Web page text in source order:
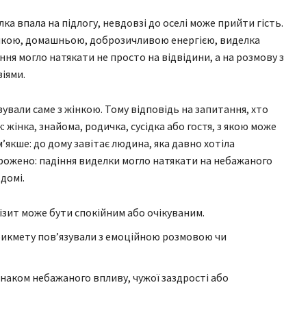
на підлогу, невдовзі до оселі може прийти гість.
домашньою, доброзичливою енергією, виделка
могло натякати не просто на відвідини, а на розмову з
саме з жінкою. Тому відповідь на запитання, хто
знайома, родичка, сусідка або гостя, з якою може
до дому завітає людина, яка давно хотіла
падіння виделки могло натякати на небажаного
може бути спокійним або очікуваним.
пов’язували з емоційною розмовою чи
небажаного впливу, чужої заздрості або